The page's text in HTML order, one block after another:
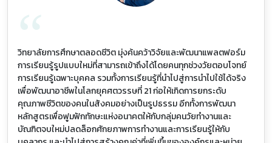
“
วิทยาลัยการศึกษาตลอดชีวิต มุ่งค้นคว้าวิจัยและพัฒนาแพลตฟอร์ม
การเรียนรู้รูปแบบใหม่ที่สามารถเข้าถึงได้โดยคนทุกช่วงวัยตอบโจทย์
การเรียนรู้เฉพาะบุคคล รวมทั้งการเรียนรู้ที่นําไปสู่การนําไปใช้ได้จริง
เพื่อพัฒนาอาชีพในโลกยุคศตวรรษที่ 21 ก่อให้เกิดการยกระดับ
คุณภาพชีวิตของคนในสังคมอย่างเป็นรูปธรรม อีกทั้งการพัฒนา
หลักสูตรเพื่อฟูมฟักทักษะแห่งอนาคตให้กับกลุ่มคนวัยทํางานและ
บัณฑิตจบใหม่ปลดล็อกศักยภาพการทํางานและการเรียนรู้ให้กับ